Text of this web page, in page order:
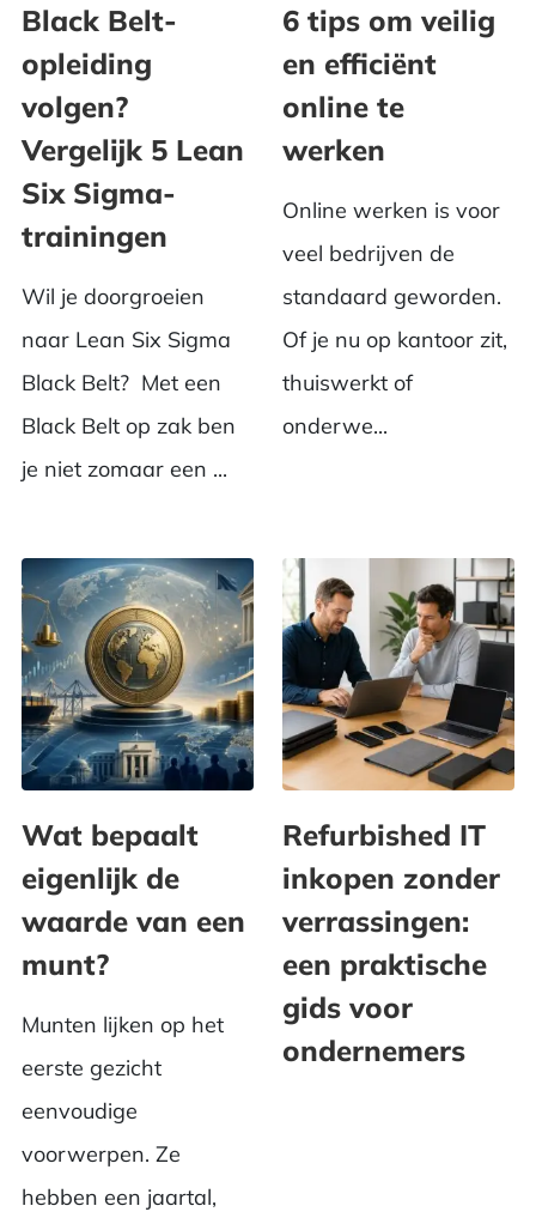
Black Belt-
opleiding
volgen?
Vergelijk 5 Lean
Six Sigma-
trainingen
Wil je doorgroeien
naar Lean Six Sigma
Black Belt? Met een
Black Belt op zak ben
je niet zomaar een ...
6 tips om veilig
en efficiënt
online te
werken
Online werken is voor
veel bedrijven de
standaard geworden.
Of je nu op kantoor zit,
thuiswerkt of
onderwe...
Wat bepaalt
eigenlijk de
waarde van een
munt?
Munten lijken op het
eerste gezicht
eenvoudige
voorwerpen. Ze
hebben een jaartal,
Refurbished IT
inkopen zonder
verrassingen:
een praktische
gids voor
ondernemers